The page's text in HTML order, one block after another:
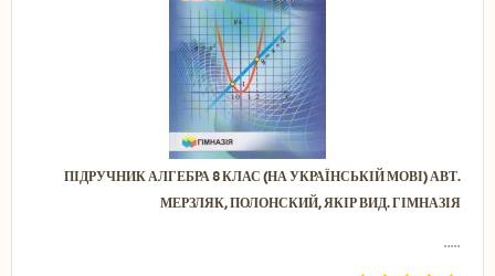
ПІДРУЧНИК АЛГЕБРА 8 КЛАС (НА УКРАЇНСЬКІЙ МОВІ) АВТ.
МЕРЗЛЯК, ПОЛОНСКИЙ, ЯКІР ВИД. ГІМНАЗІЯ
.....